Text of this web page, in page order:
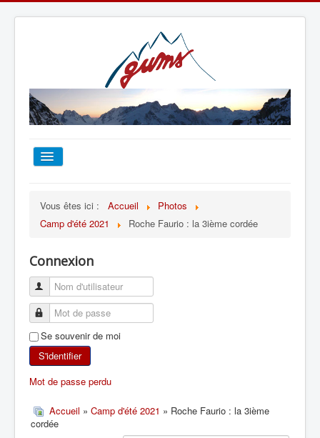
TOUT SUR LE GUMS
ESCALADE
ALPINISME
SKI DE RANDONNÉE
RANDONNÉE SPORTIVE
Vous êtes ici : Accueil
Photos
Camp d'été 2021
Roche Faurio : la 3ième cordée
Connexion
Se souvenir de moi
S'identifier
Mot de passe perdu
Accueil » Camp d'été 2021 » Roche Faurio : la 3ième
cordée